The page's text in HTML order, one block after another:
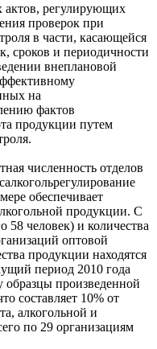
актов, регулирующих
проверок при
в части, касающейся
сроков и периодичности
внеплановой
на
фактов
продукции путем
численность отделов
обеспечивает
продукции. С
58 человек) и количества
оптовой
продукции находятся
период 2010 года
образцы произведенной
составляет 10% от
алкогольной и
по 29 организациям